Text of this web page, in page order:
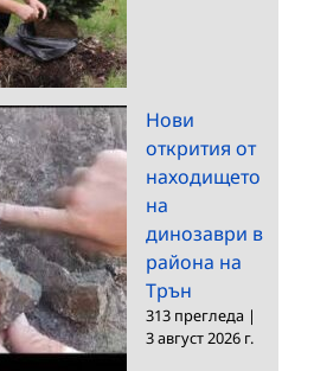
Нови
открития от
находището
на
динозаври в
района на
Трън
313 прегледа |
3 август 2026 г.